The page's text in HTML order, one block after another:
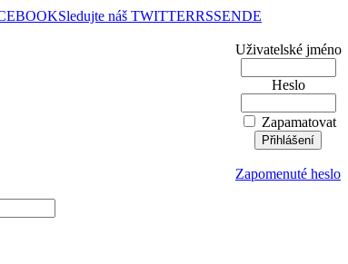
Sledujte náš TWITTERRSSENDE
Uživatelské jméno
Heslo
Zapamatovat
Zapomenuté heslo